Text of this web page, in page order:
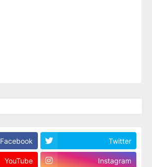
Facebook Twitter
YouTube Instagram